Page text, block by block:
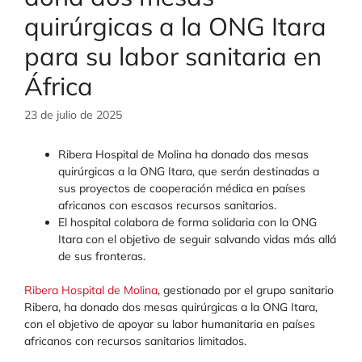
quirúrgicas a la ONG Itara
para su labor sanitaria en
África
23 de julio de 2025
Ribera Hospital de Molina ha donado dos mesas
quirúrgicas a la ONG Itara, que serán destinadas a
sus proyectos de cooperación médica en países
africanos con escasos recursos sanitarios.
El hospital colabora de forma solidaria con la ONG
Itara con el objetivo de seguir salvando vidas más allá
de sus fronteras.
Ribera Hospital de Molina, gestionado por el grupo sanitario
Ribera, ha donado dos mesas quirúrgicas a la ONG Itara,
con el objetivo de apoyar su labor humanitaria en países
africanos con recursos sanitarios limitados.